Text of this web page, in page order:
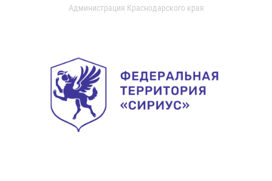
Администрация Краснодарского края